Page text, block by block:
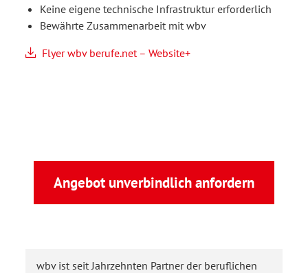
Keine eigene technische Infrastruktur erforderlich
Bewährte Zusammenarbeit mit wbv
Flyer wbv berufe.net – Website+
Angebot unverbindlich anfordern
wbv ist seit Jahrzehnten Partner der beruflichen